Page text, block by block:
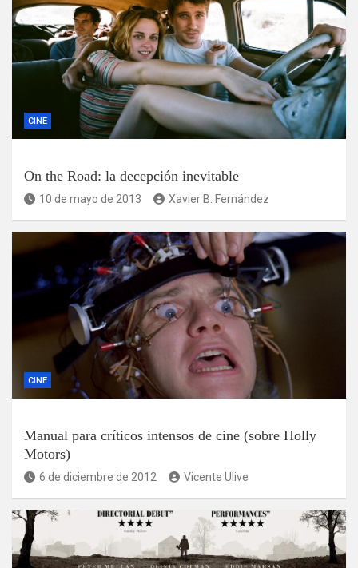
CINE
On the Road: la decepción inevitable
10 de mayo de 2013 Xavier B. Fernández
CINE
Manual para críticos intensos de cine (sobre Holly
Motors)
6 de diciembre de 2012 Vicente Ulive